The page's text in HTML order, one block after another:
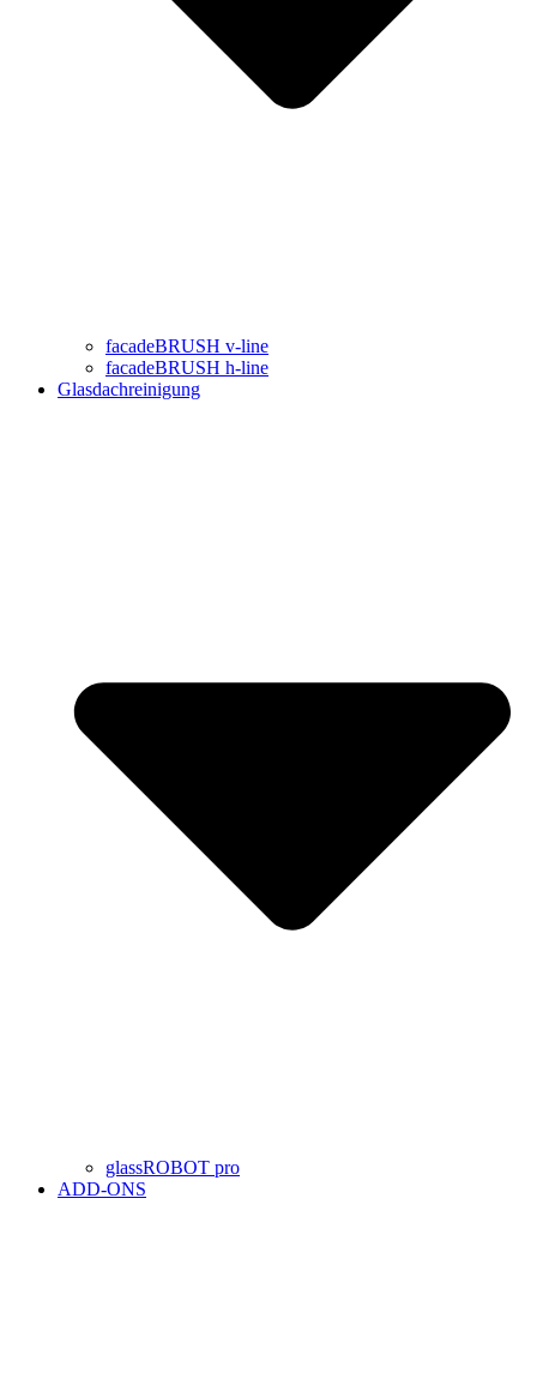
facadeBRUSH v-line
facadeBRUSH h-line
Glasdachreinigung
glassROBOT pro
ADD-ONS